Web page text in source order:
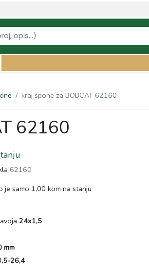
kraj spone za BOBCAT 62160
62160
62160
je samo 1,00 kom na stanju
24x1,5
mm
26,4